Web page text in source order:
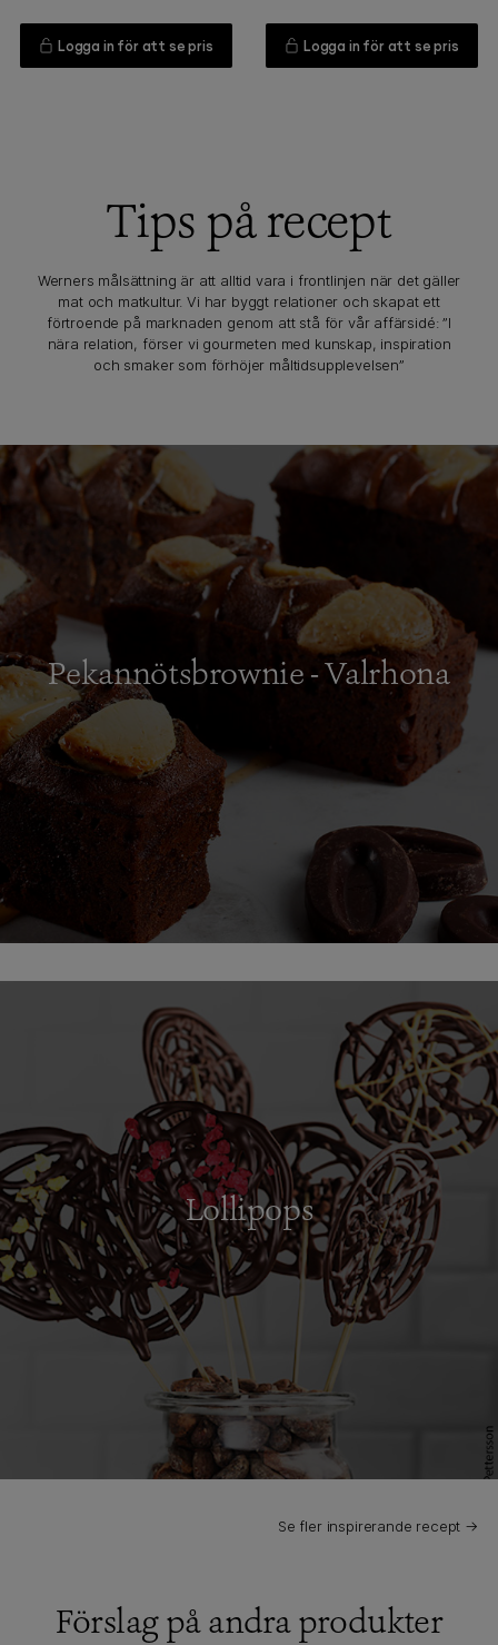
Logga in för att se pris Logga in för att se pris
Tips på recept
Werners målsättning är att alltid vara i frontlinjen när det gäller
mat och matkultur. Vi har byggt relationer och skapat ett
förtroende på marknaden genom att stå för vår affärsidé: ”I
nära relation, förser vi gourmeten med kunskap, inspiration
och smaker som förhöjer måltidsupplevelsen”
Pekannötsbrownie - Valrhona
Lollipops
Se fler inspirerande recept →
Förslag på andra produkter